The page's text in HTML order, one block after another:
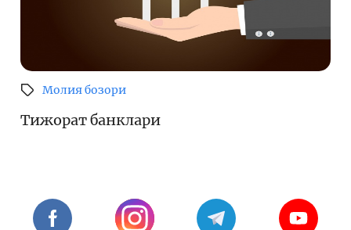
Молия бозори
Тижорат банклари